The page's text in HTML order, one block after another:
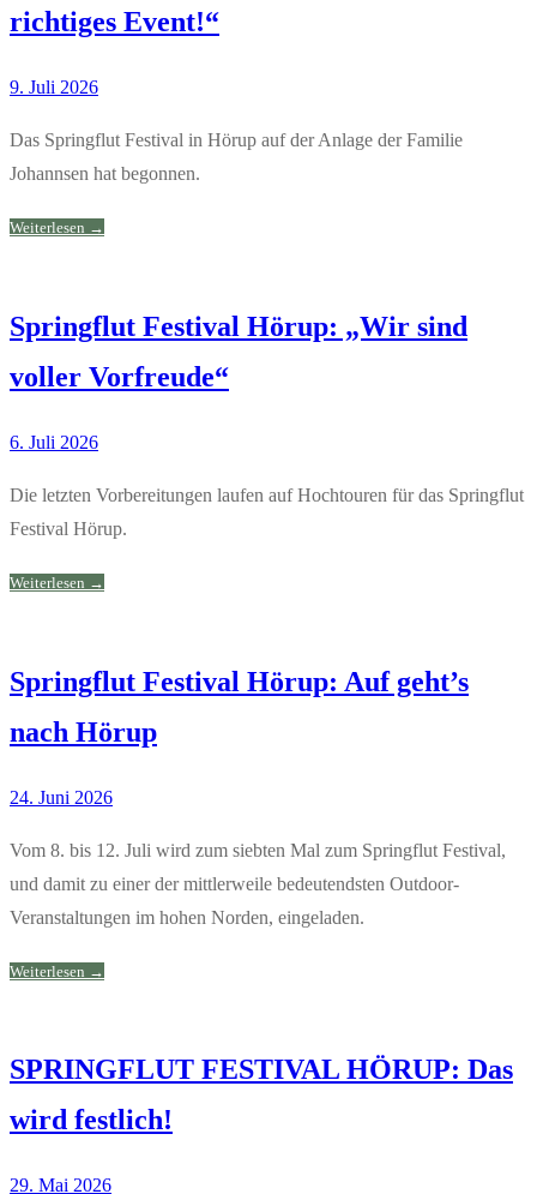
richtiges Event!“
9. Juli 2026
Das Springflut Festival in Hörup auf der Anlage der Familie
Johannsen hat begonnen.
Weiterlesen →
Springflut Festival Hörup: „Wir sind
voller Vorfreude“
6. Juli 2026
Die letzten Vorbereitungen laufen auf Hochtouren für das Springflut
Festival Hörup.
Weiterlesen →
Springflut Festival Hörup: Auf geht’s
nach Hörup
24. Juni 2026
Vom 8. bis 12. Juli wird zum siebten Mal zum Springflut Festival,
und damit zu einer der mittlerweile bedeutendsten Outdoor-
Veranstaltungen im hohen Norden, eingeladen.
Weiterlesen →
SPRINGFLUT FESTIVAL HÖRUP: Das
wird festlich!
29. Mai 2026